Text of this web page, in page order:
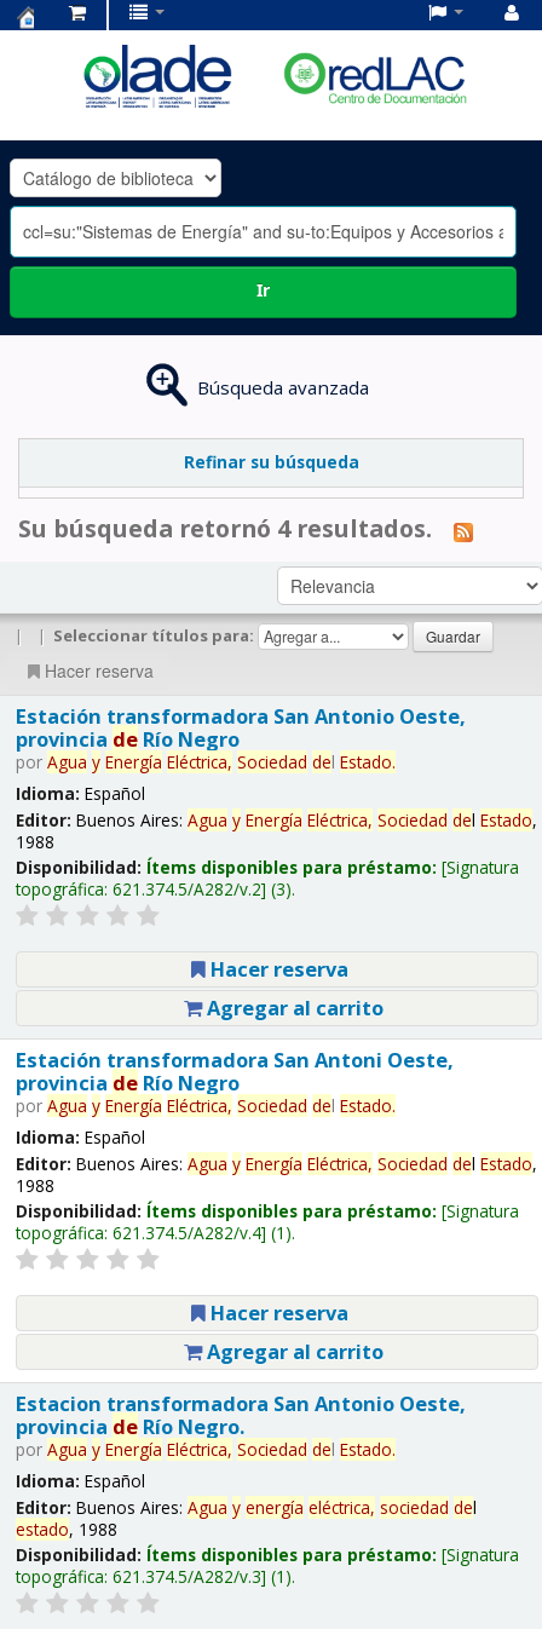
OLADE
-
Ir
Búsqueda avanzada
Refinar su búsqueda
Su búsqueda retornó 4 resultados.
| | Seleccionar títulos para:
Hacer reserva
Estación transformadora San Antonio Oeste,
provincia deRío Negro
por Agua y Energía Eléctrica, Sociedad del Estado.
Idioma: Español
Editor: Buenos Aires: Agua y Energía Eléctrica, Sociedad del Estado,
1988
Disponibilidad: Ítems disponibles para préstamo: Signatura
topográfica: 621.374.5/A282/v.2 (3).
Hacer reserva
Agregar al carrito
Estación transformadora San Antoni Oeste,
provincia deRío Negro
por Agua y Energía Eléctrica, Sociedad del Estado.
Idioma: Español
Editor: Buenos Aires: Agua y Energía Eléctrica, Sociedad del Estado,
1988
Disponibilidad: Ítems disponibles para préstamo: Signatura
topográfica: 621.374.5/A282/v.4 (1).
Hacer reserva
Agregar al carrito
Estacion transformadora San Antonio Oeste,
provincia deRío Negro.
por Agua y Energía Eléctrica, Sociedad del Estado.
Idioma: Español
Editor: Buenos Aires: Agua y energía eléctrica, sociedad del
estado, 1988
Disponibilidad: Ítems disponibles para préstamo: Signatura
topográfica: 621.374.5/A282/v.3 (1).